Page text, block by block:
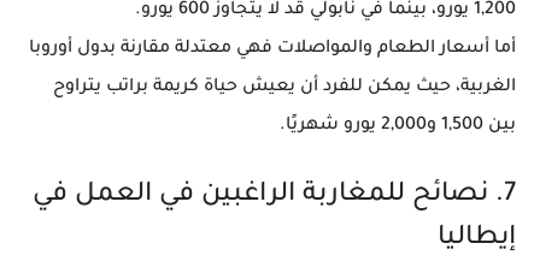
1,200 يورو
، بينما في نابولي قد لا يتجاوز600 يورو
.
أما أسعار الطعام والمواصلات فهي معتدلة مقارنة بدول أوروبا
الغربية، حيث يمكن للفرد أن يعيش حياة كريمة براتب يتراوح
بين 1,500 و2,000 يورو شهريًا .
7. نصائح للمغاربة الراغبين في العمل في
إيطاليا